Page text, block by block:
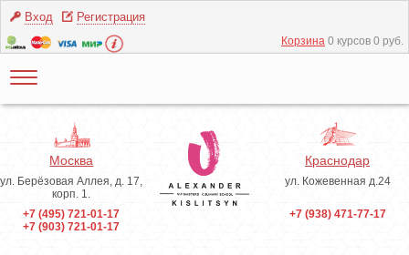
Вход Регистрация
Корзина 0 курсов 0 руб.
Москва
ул. Берёзовая Аллея, д. 17,
корп. 1.
+7 (495) 721-01-17
+7 (903) 721-01-17
Краснодар
ул. Кожевенная д.24
+7 (938) 471-77-17